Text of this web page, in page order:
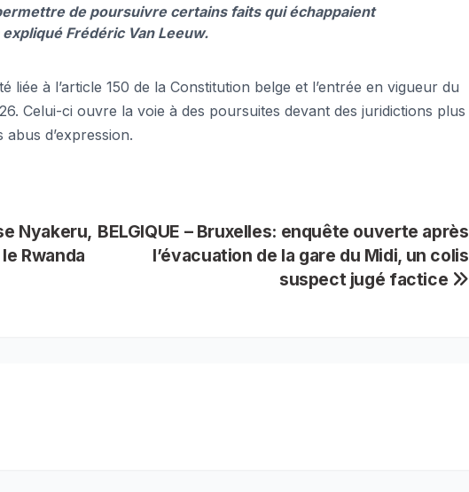
de poursuivre certains faits qui échappaient
Frédéric Van Leeuw.
liée à l’article 150 de la Constitution belge et l’entrée en vigueur du
Celui-ci ouvre la voie à des poursuites devant des juridictions plus
d’expression.
BELGIQUE – Bruxelles: enquête ouverte après
l’évacuation de la gare du Midi, un colis
suspect jugé factice
Nyakeru,
Rwanda